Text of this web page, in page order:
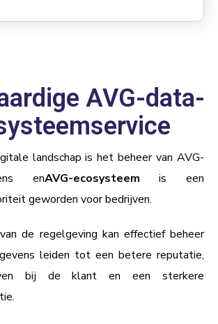
AVG-data-
landschap is het beheer van AVG-
enAVG-ecosysteem is een
geworden voor bedrijven.
de regelgeving kan effectief beheer
leiden tot een betere reputatie,
bij de klant en een sterkere